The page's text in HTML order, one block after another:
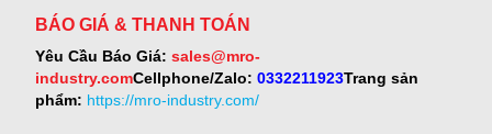
BÁO GIÁ & THANH TOÁN
Yêu Cầu Báo Giá: sales@mro-
industry.comCellphone/Zalo: 0332211923Trang sản
phẩm: https://mro-industry.com/